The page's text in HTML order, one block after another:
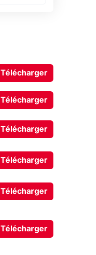
Télécharger
Télécharger
Télécharger
Télécharger
Télécharger
Télécharger